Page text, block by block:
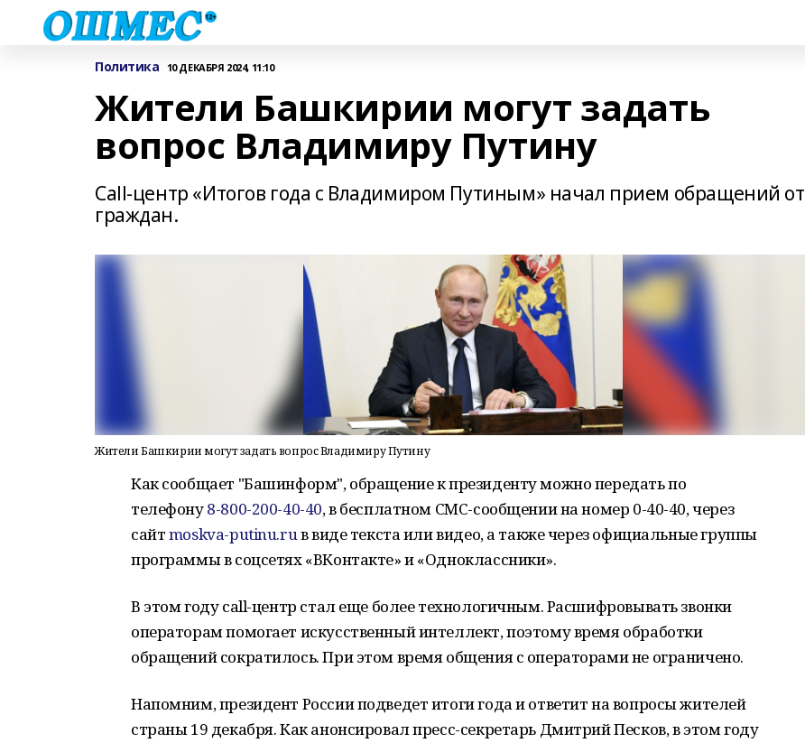
Политика 10 ДЕКАБРЯ 2024, 11:10
Жители Башкирии могут задать
вопрос Владимиру Путину
Сall-центр «Итогов года с Владимиром Путиным» начал прием обращений от
граждан.
Жители Башкирии могут задать вопрос Владимиру Путину
Как сообщает "Башинформ", обращение к президенту можно передать по
телефону8-800-200-40-40, в бесплатном СМС-сообщении на номер 0-40-40, через
сайтmoskva-putinu.ruв виде текста или видео, а также через официальные группы
программы в соцсетях «ВКонтакте» и «Одноклассники».
В этом году сall-центр стал еще более технологичным. Расшифровывать звонки
операторам помогает искусственный интеллект, поэтому время обработки
обращений сократилось. При этом время общения с операторами не ограничено.
Напомним, президент России подведет итоги года и ответит на вопросы жителей
страны 19 декабря. Как анонсировал пресс-секретарь Дмитрий Песков, в этом году